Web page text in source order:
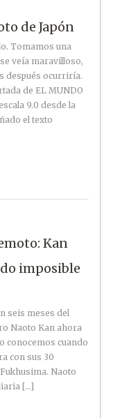
de Japón
Tomamos una
veía maravilloso,
después ocurriría.
de EL MUNDO
9.0 desde la
el texto
Kan
imposible
seis meses del
Naoto Kan ahora
conocemos cuando
con sus 30
Naoto
[…]